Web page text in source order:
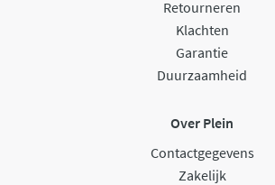
Retourneren
Klachten
Garantie
Duurzaamheid
Over Plein
Contactgegevens
Zakelijk